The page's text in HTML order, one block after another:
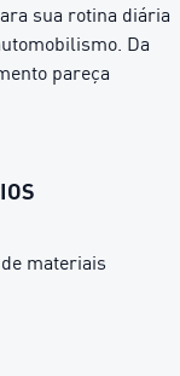
sua rotina diária
Da
pareça
materiais